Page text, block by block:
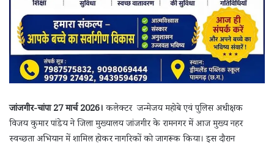
जांजगीर-चांपा 27 मार्च 2026।कलेक्टर जन्मेजय महोबे एवं पुलिस अधीक्षक
विजय कुमार पांडेय ने जिला मुख्यालय जांजगीर के रामनगर में आज मुख्य नहर
स्वच्छता अभियान में शामिल होकर नागरिकों को जागरूक किया। इस दौरान